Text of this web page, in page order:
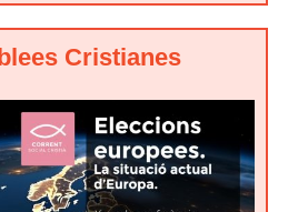
Cristianes